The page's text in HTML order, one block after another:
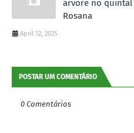
árvore no quintal
Rosana
April 12, 2025
POSTAR UM COMENTÁRIO
0 Comentários